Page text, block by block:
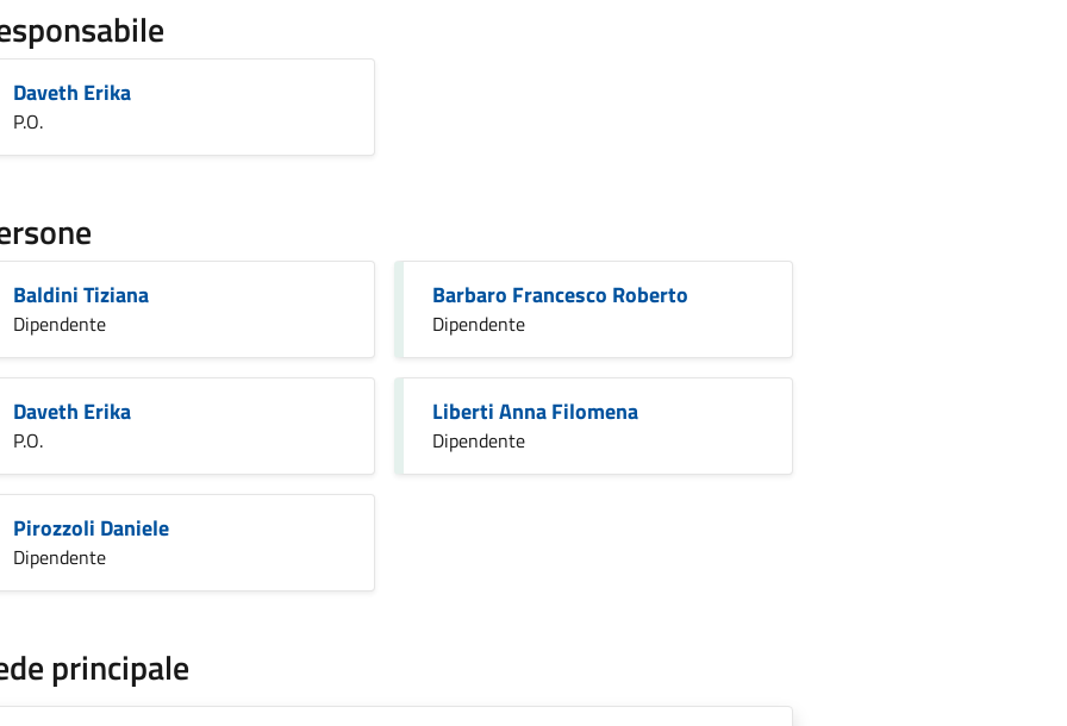
Daveth Erika
P.O.
Baldini Tiziana
Dipendente
Barbaro Francesco Roberto
Dipendente
Daveth Erika
P.O.
Liberti Anna Filomena
Dipendente
Pirozzoli Daniele
Dipendente
principale